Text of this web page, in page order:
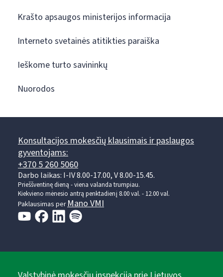
Krašto apsaugos ministerijos informacija
Interneto svetainės atitikties paraiška
Ieškome turto savininkų
Nuorodos
Konsultacijos mokesčių klausimais ir paslaugos
gyventojams:
+370 5 260 5060
Darbo laikas: I-IV 8.00-17.00, V 8.00-15.45.
Prieššventinę dieną - viena valanda trumpiau.
Kiekvieno mėnesio antrą penktadienį 8.00 val. - 12.00 val.
Paklausimas perMano VMI